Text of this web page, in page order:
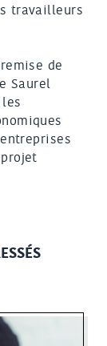
travailleurs
de
Saurel
les